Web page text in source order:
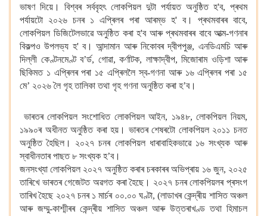
ভাষণ দিয়ে। বিশ্বৰ সৰ্ববৃহৎ লোকপিয়ল দুটা পৰ্যায়ত অনুষ্ঠিত হ'ব, প্ৰথম
পৰ্যায়টো ২০২৬ চনৰ ১ এপ্ৰিলৰ পৰা আৰম্ভ হ' ব। প্ৰথমবাৰৰ বাবে,
লোকপিয়ল ডিজিটেলভাৱে অনুষ্ঠিত কৰা হ'ব আৰু প্ৰথমবাৰৰ বাবে আত্ম-গণনাৰ
বিকল্পও উপলভ্য হ' ব। আন্দামান আৰু নিকোবৰ দ্বীপপুঞ্জ, এনডিএমচি আৰু
দিল্লী কেণ্টনমেণ্ট ব’ৰ্ড, গোৱা, কৰ্ণাটক, লাক্ষাদ্বীপ, মিজোৰাম ওড়িশা আৰু
ছিকিমত ১ এপ্ৰিলৰ পৰা ১৫ এপ্ৰিললৈ স্ব-গণনা আৰু ১৬ এপ্ৰিলৰ পৰা ১৫
মে’ ২০২৬ লৈ গৃহ তালিকা তথা গৃহ গণনা অনুষ্ঠিত কৰা হ’ব।
ভাৰতৰ লোকপিয়ল সংশোধিত লোকপিয়ল আইন, ১৯৪৮, লোকপিয়ল নিয়ম,
১৯৯০ৰ অধীনত অনুষ্ঠিত কৰা হয়। ভাৰতৰ শেষৰটো লোকপিয়ল ২০১১ চনত
অনুষ্ঠিত হৈছিল। ২০২৭ চনৰ লোকপিয়ল ধাৰাবাহিকভাৱে ১৬ সংখ্যক আৰু
স্বাধীনতাৰ পাছত ৮ সংখ্যক হ’ব।
জনসংখ্যা লোকপিয়ল ২০২৭ অনুষ্ঠিত কৰাৰ চৰকাৰৰ অভিপ্ৰায় ১৬ জুন, ২০২৫
তাৰিখে ভাৰতৰ গেজেটত অৱগত কৰা হৈছে। ২০২৭ চনৰ লোকপিয়লৰ প্ৰসংগ
তাৰিখ হৈছে ২০২৭ চনৰ ১ মাৰ্চৰ ০০.০০ ঘণ্টা, (লাডাখৰ কেন্দ্ৰীয় শাসিত অঞ্চল
আৰু জম্মু-কাশ্মীৰৰ কেন্দ্ৰীয় শাসিত অঞ্চল আৰু উত্তৰাখণ্ড তথা হিমাচল